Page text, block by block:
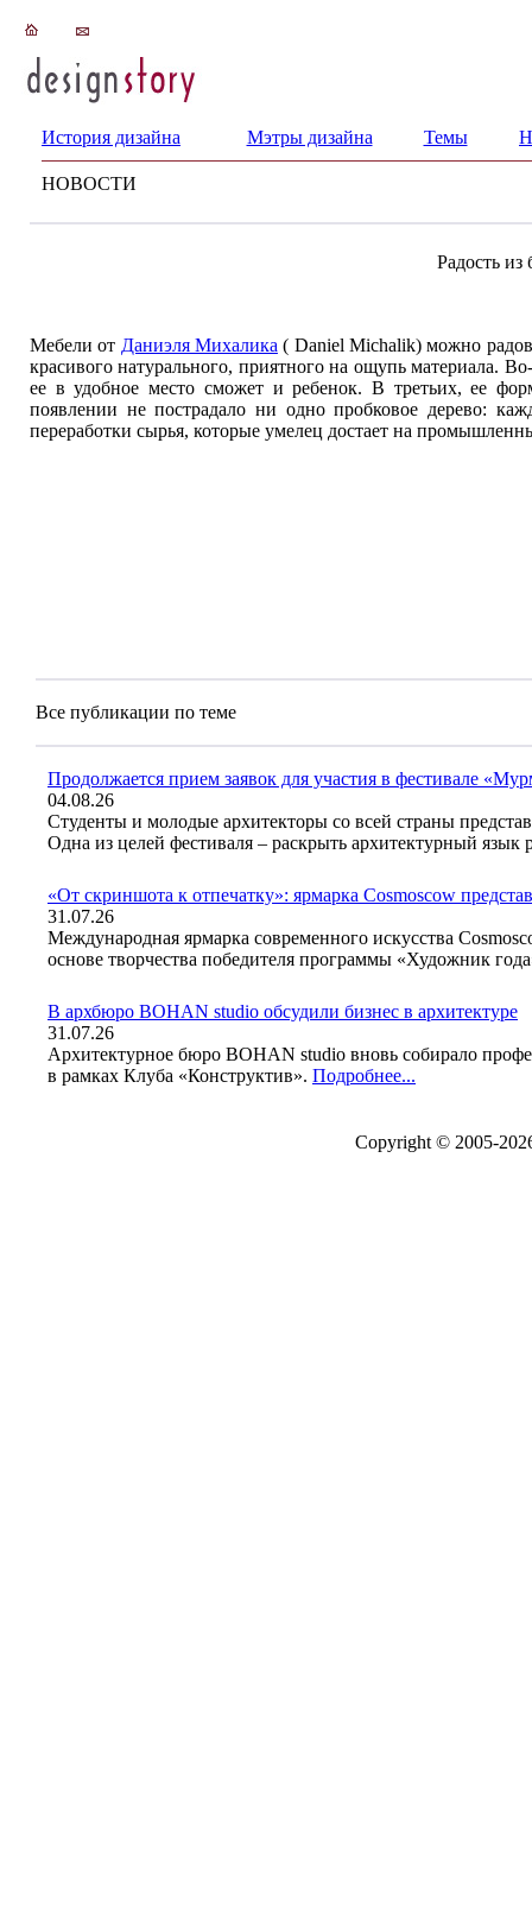
История дизайна Мэтры дизайна Темы
НОВОСТИ
Радость из
Мебели от Даниэля Михалика ( Daniel Michalik) можно
красивого натурального, приятного на ощупь материала.
ее в удобное место сможет и ребенок. В третьих, ее
появлении не пострадало ни одно пробковое дерево:
переработки сырья, которые умелец достает на
Все публикации по теме
Продолжается прием заявок для участия в фестивале
04.08.26
Студенты и молодые архитекторы со всей страны
Одна из целей фестиваля – раскрыть архитектурный
«От скриншота к отпечатку»: ярмарка Cosmoscow
31.07.26
Международная ярмарка современного искусства
основе творчества победителя программы «Художник
В архбюро BOHAN studio обсудили бизнес в архитектуре
31.07.26
Архитектурное бюро BOHAN studio вновь собирало
в рамках Клуба «Конструктив». Подробнее...
Copyright © 2005-